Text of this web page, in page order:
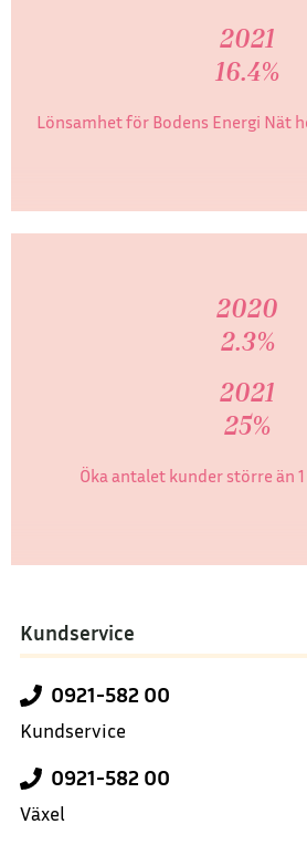
2021
16.4%
Lönsamhet för Bodens Energi Nät
2020
2.3%
2021
25%
Öka antalet kunder större än
Kundservice
0921-582 00
Kundservice
0921-582 00
Växel